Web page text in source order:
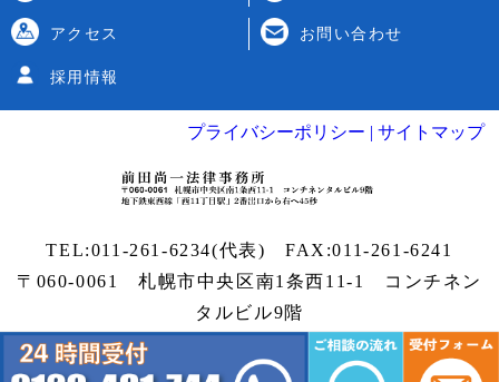
アクセス お問い合わせ
採用情報
プライバシーポリシー | サイトマップ
TEL:011-261-6234(代表) FAX:011-261-6241
〒060-0061 札幌市中央区南1条西11-1
コンチネン
タルビル9階
Copyright札幌弁護士 | 前田尚一法律事務所 All